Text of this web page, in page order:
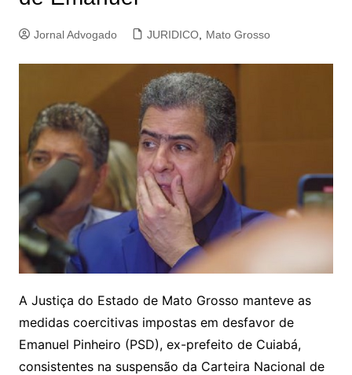
Jornal Advogado JURIDICO, Mato Grosso
A Justiça do Estado de Mato Grosso manteve as
medidas coercitivas impostas em desfavor de
Emanuel Pinheiro (PSD), ex-prefeito de Cuiabá,
consistentes na suspensão da Carteira Nacional de